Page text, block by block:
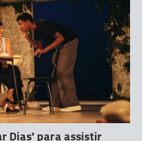
Dias' para assistir